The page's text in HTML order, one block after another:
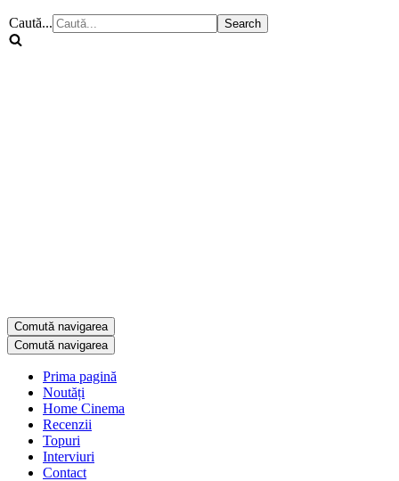
Caută...
Comută navigarea
Comută navigarea
Prima pagină
Noutăți
Home Cinema
Recenzii
Topuri
Interviuri
Contact